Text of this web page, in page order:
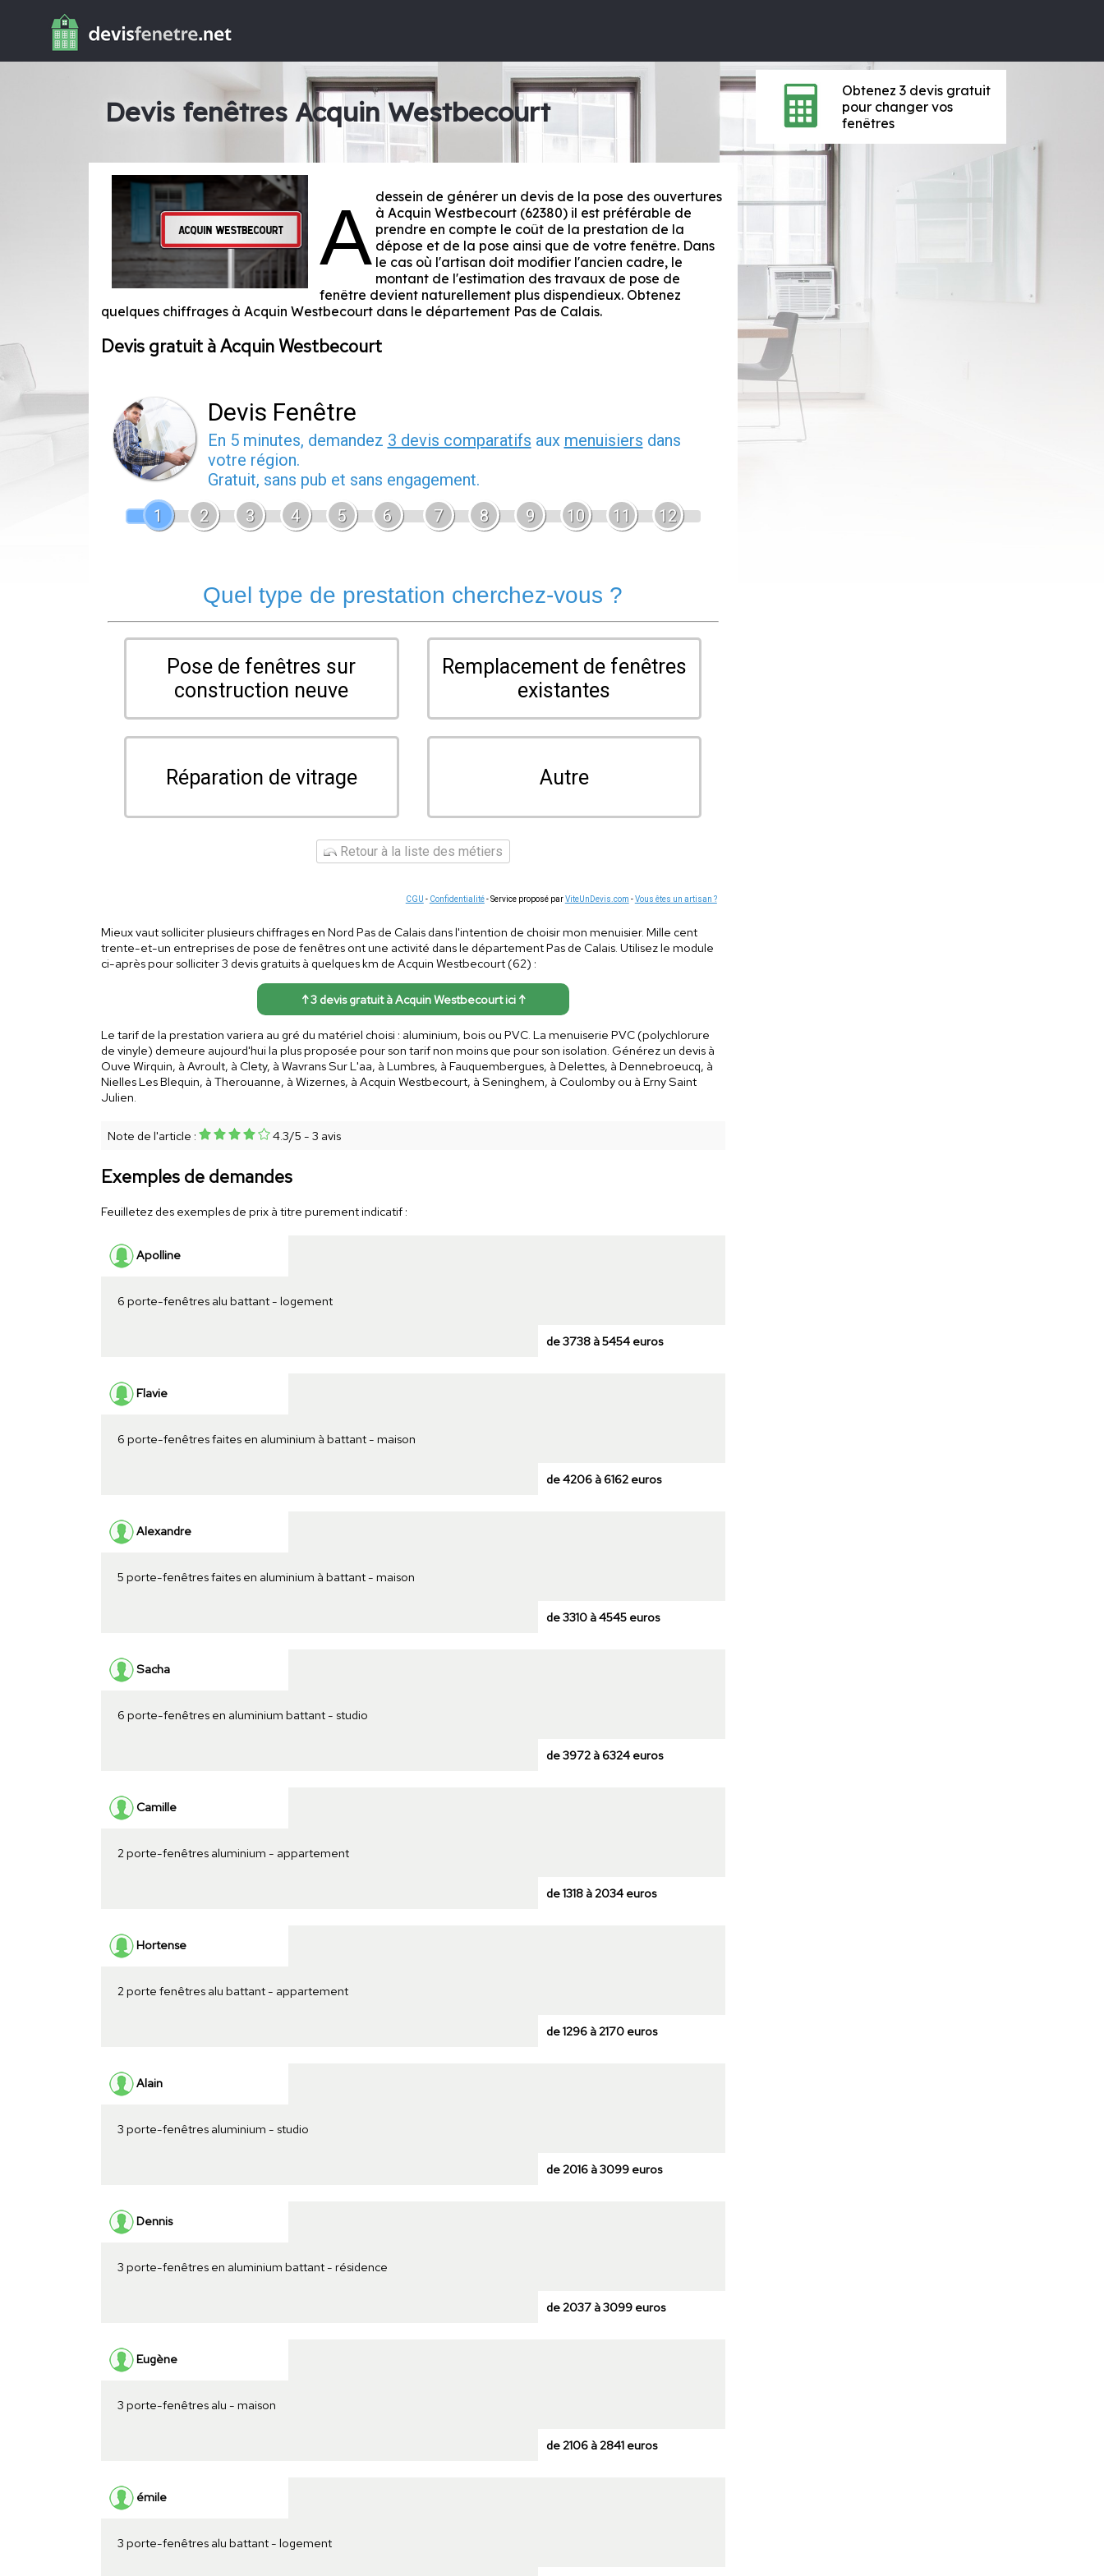
Devis fenêtres Acquin Westbecourt
A dessein de générer un devis de la pose des ouvertures
à Acquin Westbecourt (62380) il est préférable de
prendre en compte le coût de la prestation de la
dépose et de la pose ainsi que de votre fenêtre. Dans
le cas où l'artisan doit modifier l'ancien cadre, le
montant de l'estimation des travaux de pose de
fenêtre devient naturellement plus dispendieux. Obtenez
quelques chiffrages à Acquin Westbecourt dans le département Pas de Calais.
Devis gratuit à Acquin Westbecourt
Devis Fenêtre
En 5 minutes, demandez 3 devis comparatifs aux menuisiers dans
votre région.
Gratuit, sans pub et sans engagement.
1
2 3 4 5 6 7 8 9 10 11 12
Quel type de prestation cherchez-vous ?
Pose de fenêtres sur
construction neuve
Remplacement de fenêtres
existantes
Réparation de vitrage Autre
Retour à la liste des métiers
CGU - Confidentialité- Service proposé parViteUnDevis.com -Vous êtes un artisan ?
Mieux vaut solliciter plusieurs chiffrages en Nord Pas de Calais dans l'intention de choisir mon menuisier. Mille cent
trente-et-un entreprises de pose de fenêtres ont une activité dans le département Pas de Calais. Utilisez le module
ci-après pour solliciter 3 devis gratuits à quelques km de Acquin Westbecourt (62) :
↑ 3 devis gratuit à Acquin Westbecourt ici ↑
Le tarif de la prestation variera au gré du matériel choisi : aluminium, bois ou PVC. La menuiserie PVC (polychlorure
de vinyle) demeure aujourd'hui la plus proposée pour son tarif non moins que pour son isolation. Générez un devis à
Ouve Wirquin, à Avroult, à Clety, à Wavrans Sur L'aa, à Lumbres, à Fauquembergues, à Delettes, à Dennebroeucq, à
Nielles Les Blequin, à Therouanne, à Wizernes, à Acquin Westbecourt, à Seninghem, à Coulomby ou à Erny Saint
Julien.
Note de l'article : 4.3/5 - 3 avis
Exemples de demandes
Feuilletez des exemples de prix à titre purement indicatif :
Apolline
6 porte-fenêtres alu battant - logement
de 3738 à 5454 euros
Flavie
6 porte-fenêtres faites en aluminium à battant - maison
de 4206 à 6162 euros
Alexandre
5 porte-fenêtres faites en aluminium à battant - maison
de 3310 à 4545 euros
Sacha
6 porte-fenêtres en aluminium battant - studio
de 3972 à 6324 euros
Camille
2 porte-fenêtres aluminium - appartement
de 1318 à 2034 euros
Hortense
2 porte fenêtres alu battant - appartement
de 1296 à 2170 euros
Alain
3 porte-fenêtres aluminium - studio
de 2016 à 3099 euros
Dennis
3 porte-fenêtres en aluminium battant - résidence
de 2037 à 3099 euros
Eugène
3 porte-fenêtres alu - maison
de 2106 à 2841 euros
émile
3 porte-fenêtres alu battant - logement
Obtenez 3 devis gratuit
pour changer vos
fenêtres